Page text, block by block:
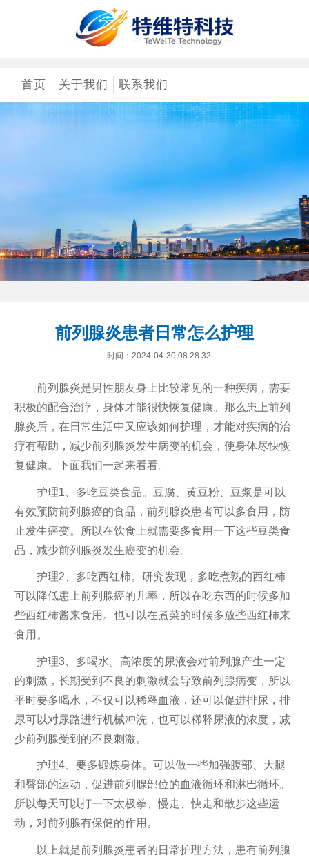
首页 关于我们 联系我们
前列腺炎患者日常怎么护理
时间：2024-04-30 08:28:32
前列腺炎是男性朋友身上比较常见的一种疾病，需要
积极的配合治疗，身体才能很快恢复健康。那么患上前列
腺炎后，在日常生活中又应该如何护理，才能对疾病的治
疗有帮助，减少前列腺炎发生病变的机会，使身体尽快恢
复健康。下面我们一起来看看。
护理1、多吃豆类食品。豆腐、黄豆粉、豆浆是可以
有效预防前列腺癌的食品，前列腺炎患者可以多食用，防
止发生癌变。所以在饮食上就需要多食用一下这些豆类食
品，减少前列腺炎发生癌变的机会。
护理2、多吃西红柿。研究发现，多吃煮熟的西红柿
可以降低患上前列腺癌的几率，所以在吃东西的时候多加
些西红柿酱来食用。也可以在煮菜的时候多放些西红柿来
食用。
护理3、多喝水。高浓度的尿液会对前列腺产生一定
的刺激，长期受到不良的刺激就会导致前列腺病变，所以
平时要多喝水，不仅可以稀释血液，还可以促进排尿，排
尿可以对尿路进行机械冲洗，也可以稀释尿液的浓度，减
少前列腺受到的不良刺激。
护理4、要多锻炼身体。可以做一些加强腹部、大腿
和臀部的运动，促进前列腺部位的血液循环和淋巴循环。
所以每天可以打一下太极拳、慢走、快走和散步这些运
动，对前列腺有保健的作用。
以上就是前列腺炎患者的日常护理方法，患有前列腺